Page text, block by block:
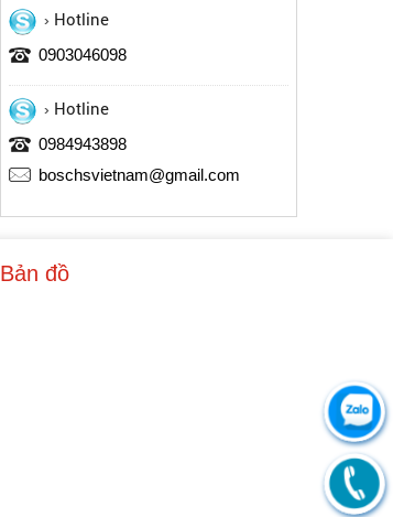
Hotline
0903046098
Hotline
0984943898
boschsvietnam@gmail.com
Bản đồ